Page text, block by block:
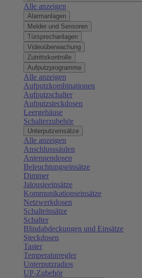
Alle anzeigen
Alarmanlagen
Melder und Sensoren
Türsprechanlagen
Videoüberwachung
Zutrittskontrolle
Aufputzprogramme
Alle anzeigen
Aufputzkombinationen
Aufputzschalter
Aufputzsteckdosen
Leergehäuse
Schalterzubehör
Unterputzeinsätze
Alle anzeigen
Anschlusssäulen
Antennendosen
Beleuchtungseinsätze
Dimmer
Jalousieeinsätze
Kommunikationseinsätze
Netzwerkdosen
Schalteinsätze
Schalter
Blindabdeckungen und Einsätze
Steckdosen
Taster
Temperaturregler
Unterputzradios
UP-Zubehör